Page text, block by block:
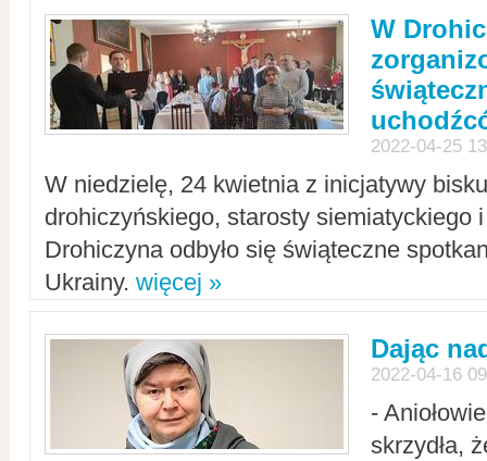
W
2022-04-25
W niedzielę, 24 kwietnia z inicjatywy
drohiczyńskiego, starosty siemiatyckiego
Drohiczyna odbyło się świąteczne
Ukrainy. więcej »
Dając
2022-04-16
-
skrzydła,